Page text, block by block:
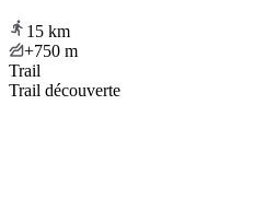
15 km
+750 m
Trail
Trail découverte